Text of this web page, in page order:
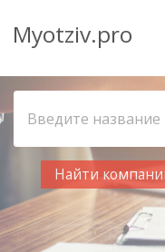
Myotziv.pro
Найти